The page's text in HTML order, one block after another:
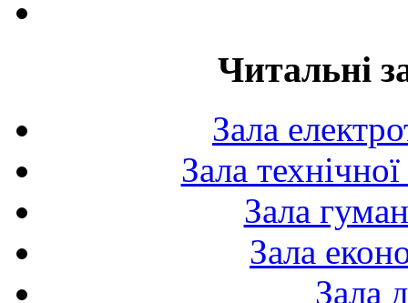
Читальні
Зала
Зала
Зала
Зала
Зала